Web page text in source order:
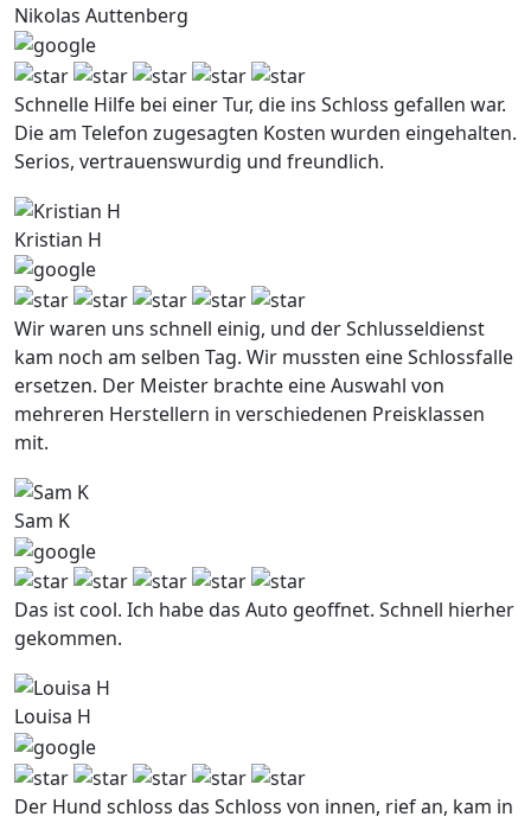
Nikolas Auttenberg
Schnelle Hilfe bei einer Tur, die ins Schloss gefallen war.
Die am Telefon zugesagten Kosten wurden eingehalten.
Serios, vertrauenswurdig und freundlich.
Kristian H
Wir waren uns schnell einig, und der Schlusseldienst
kam noch am selben Tag. Wir mussten eine Schlossfalle
ersetzen. Der Meister brachte eine Auswahl von
mehreren Herstellern in verschiedenen Preisklassen
mit.
Sam K
Das ist cool. Ich habe das Auto geoffnet. Schnell hierher
gekommen.
Louisa H
Der Hund schloss das Schloss von innen, rief an, kam in